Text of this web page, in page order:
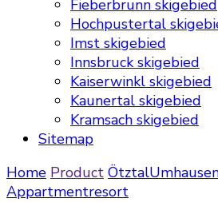
Fieberbrunn skigebied
Hochpustertal
Imst skigebied
Innsbruck skigebied
Kaiserwinkl skigebied
Kaunertal skigebied
Kramsach skigebied
Sitemap
Home Product Ötztal
Appartmentresort